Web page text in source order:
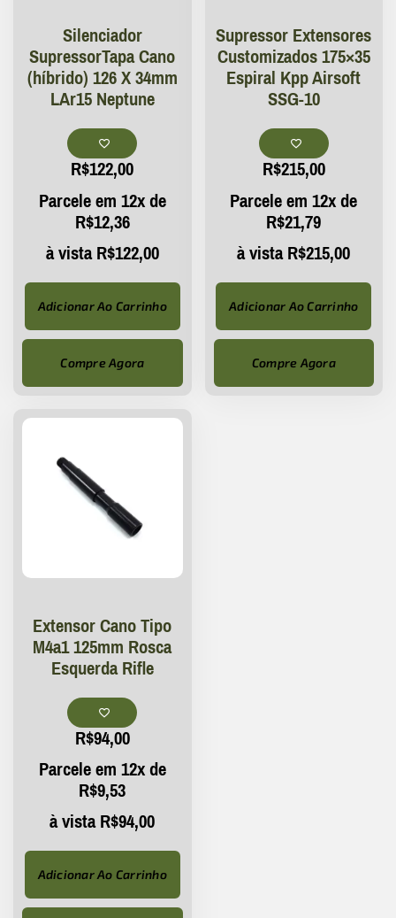
Silenciador
SupressorTapa Cano
(híbrido) 126 X 34mm
LAr15 Neptune
R$122,00
Parcele em 12x de
R$12,36
à vistaR$122,00
Adicionar Ao Carrinho
Compre Agora
Supressor Extensores
Customizados 175×35
Espiral Kpp Airsoft
SSG-10
R$215,00
Parcele em 12x de
R$21,79
à vistaR$215,00
Adicionar Ao Carrinho
Compre Agora
Extensor Cano Tipo
M4a1 125mm Rosca
Esquerda Rifle
R$94,00
Parcele em 12x de
R$9,53
à vistaR$94,00
Adicionar Ao Carrinho